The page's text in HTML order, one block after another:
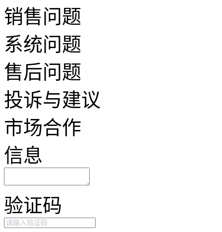
销售问题
系统问题
售后问题
投诉与建议
市场合作
信息
验证码